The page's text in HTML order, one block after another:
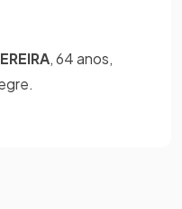
, 64 anos,